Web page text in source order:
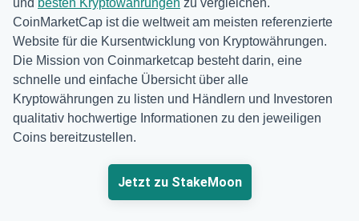
und besten Kryptowährungen zu vergleichen.
CoinMarketCap ist die weltweit am meisten referenzierte
Website für die Kursentwicklung von Kryptowährungen.
Die Mission von Coinmarketcap besteht darin, eine
schnelle und einfache Übersicht über alle
Kryptowährungen zu listen und Händlern und Investoren
qualitativ hochwertige Informationen zu den jeweiligen
Coins bereitzustellen.
Jetzt zu StakeMoon